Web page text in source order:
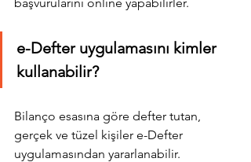
e-Defter uygulamasını kimler
kullanabilir?
Bilanço esasına göre defter tutan,
gerçek ve tüzel kişiler e-Defter
uygulamasından yararlanabilir.